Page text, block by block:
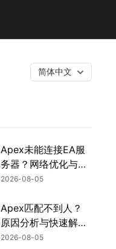
简体中文
Apex未能连接EA服
务器？网络优化与故
障排查指南！
2026-08-05
Apex匹配不到人？
原因分析与快速解决
方案！
2026-08-05